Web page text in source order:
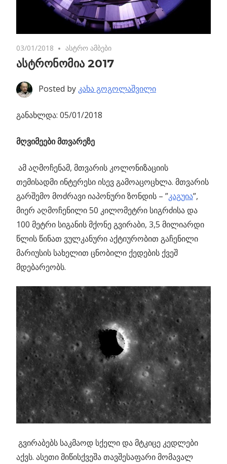
03/01/2018 2 comments
ასტრო ამბები
ასტრონომია 2017
Posted by კახა გოგოლაშვილი
განახლდა: 05/01/2018
მღვიმეები მთვარეზე
ამ აღმოჩენამ, მთვარის კოლონიზაციის
თემისადმი ინტერესი ისევ გამოაცოცხლა. მთვარის
გარშემო მოძრავი იაპონური ზონდის – ”კაგუია”,
მიერ აღმოჩენილი 50 კილომეტრი სიგრძისა და
100 მეტრი სიგანის მქონე გვირაბი, 3,5 მილიარდი
წლის წინათ ვულკანური აქტიურობით გაჩენილი
მარიუსის სახელით ცნობილი ქედების ქვეშ
მდებარეობს.
გვირაბებს საკმაოდ სქელი და მტკიცე კედლები
აქვს. ასეთი მიწისქვეშა თავშესაფარი მომავალ